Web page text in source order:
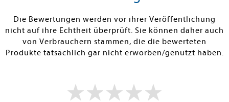
Die Bewertungen werden vor ihrer Veröffentlichung
nicht auf ihre Echtheit überprüft. Sie können daher auch
von Verbrauchern stammen, die die bewerteten
Produkte tatsächlich gar nicht erworben/genutzt haben.